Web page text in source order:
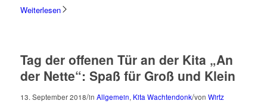
Weiterlesen
Tag der offenen Tür an der Kita „An
der Nette“: Spaß für Groß und Klein
13. September 2018/in Allgemein, Kita Wachtendonk/von Wirtz